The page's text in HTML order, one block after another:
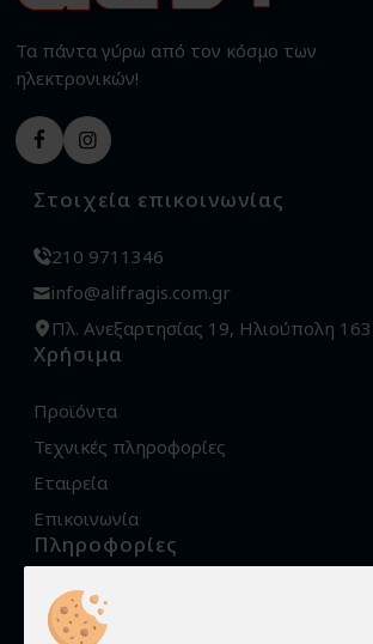
Τα πάντα γύρω από τον κόσμο των
ηλεκτρονικών!
Στοιχεία επικοινωνίας
210 9711346
info@alifragis.com.gr
Πλ. Ανεξαρτησίας 19, Ηλιούπολη
Χρήσιμα
Προϊόντα
Τεχνικές πληροφορίες
Εταιρεία
Επικοινωνία
Πληροφορίες
Όροι χρήσης
Προστασία προσωπικών δεδομένων